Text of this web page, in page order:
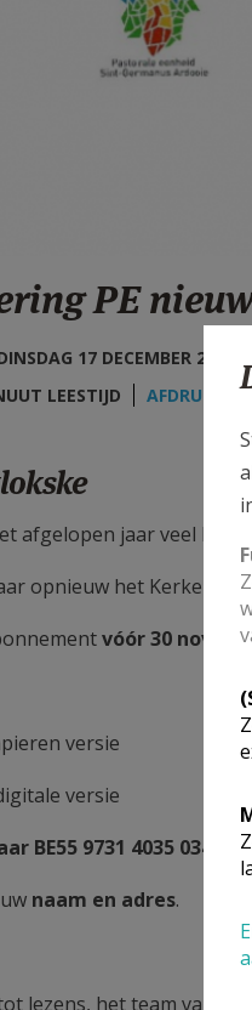
PE
17 DECEMBER 2024 -
LEESTIJD
AFDRUKKEN
afgelopen jaar veel
opnieuw het
vóór 30
versie
versie
BE55 9731 4035 0344
naam en adres.
lezens, het team van de